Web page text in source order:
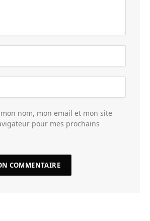
nom, mon email et mon site
pour mes prochains